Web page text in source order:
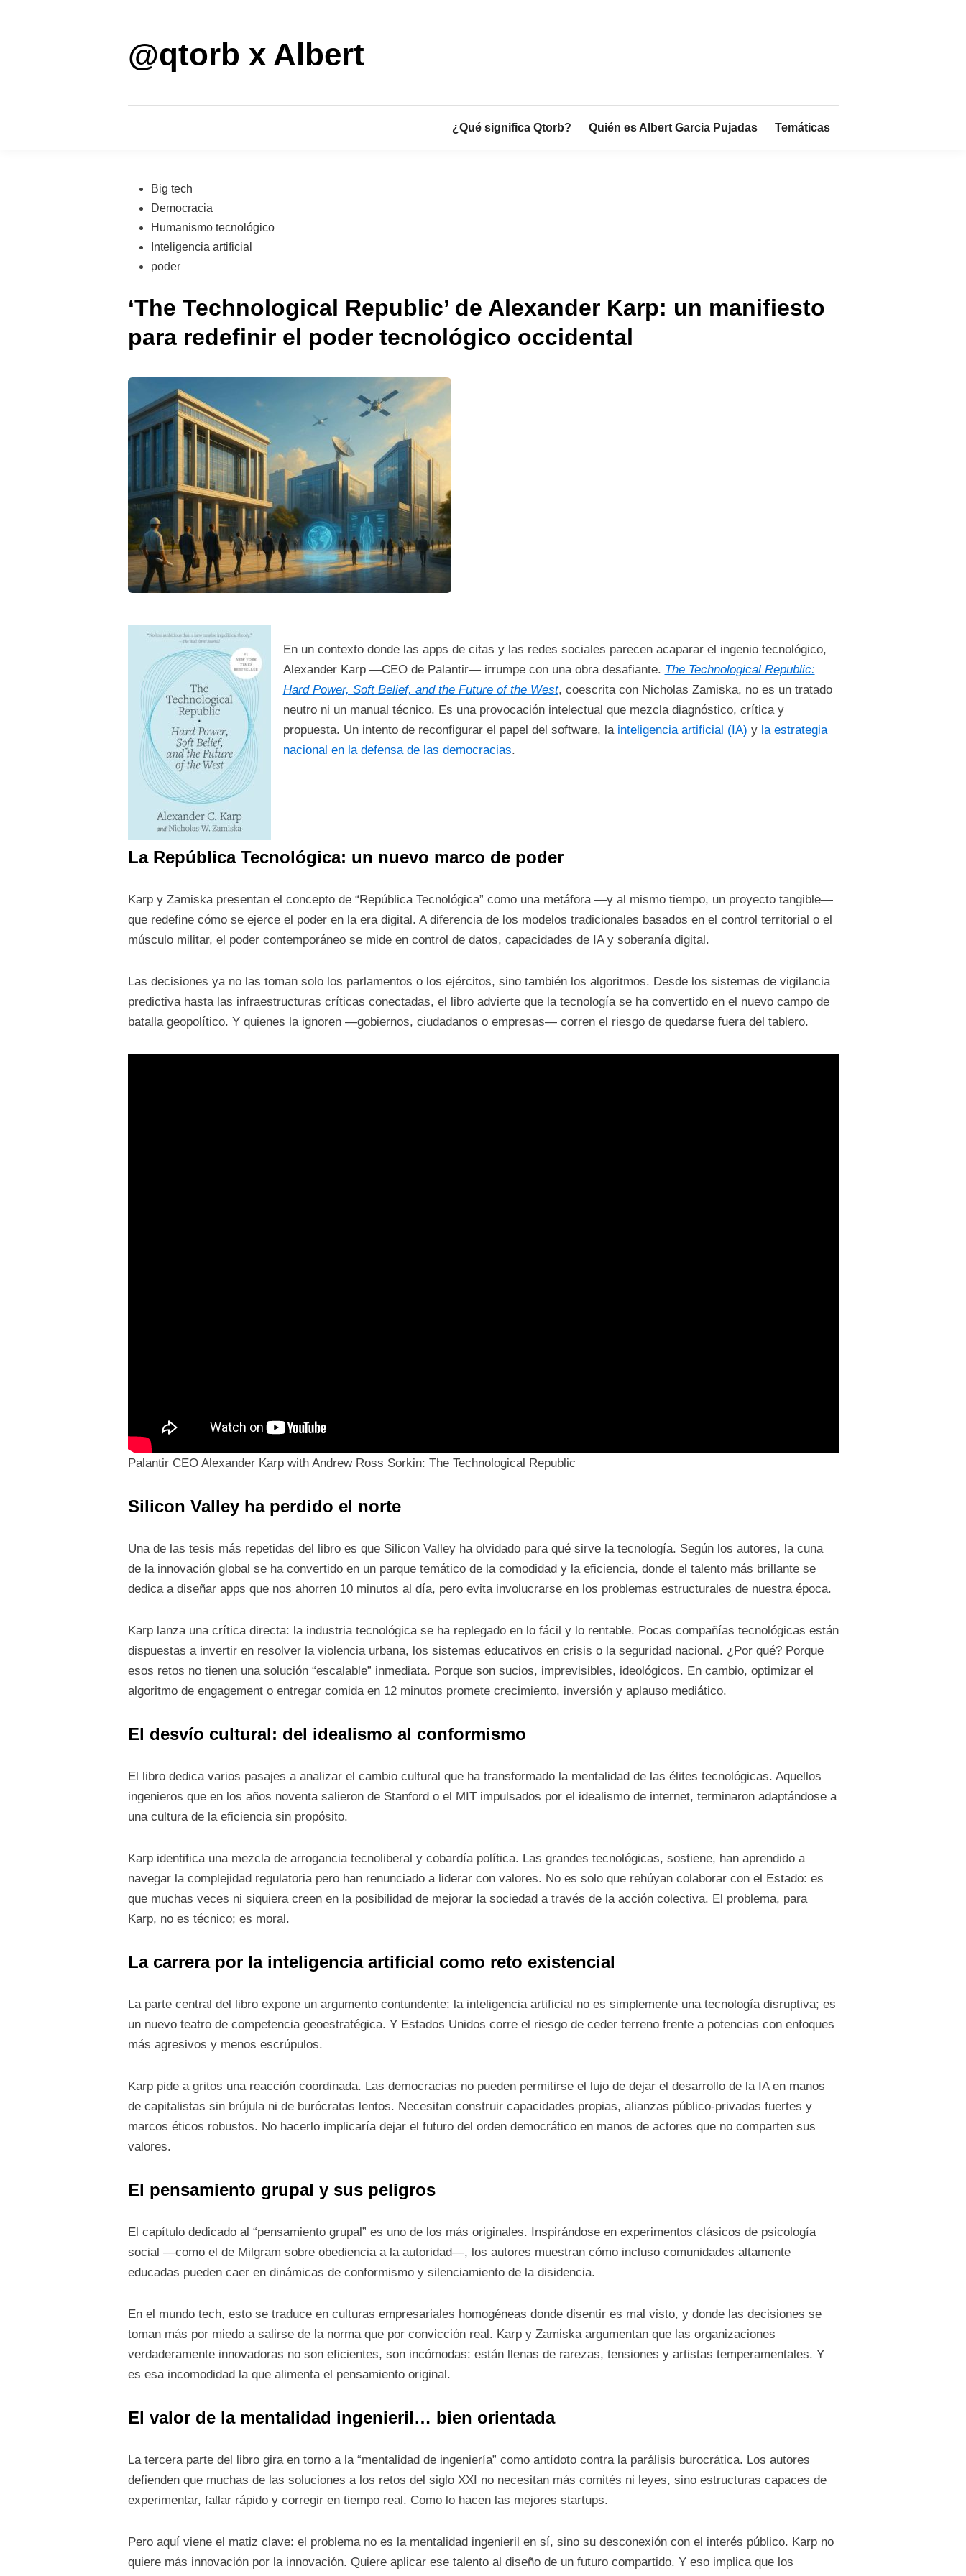
@qtorb x Albert
¿Qué significa Qtorb? Quién es Albert Garcia Pujadas Temáticas
Publicado
en
Big tech
Democracia
Humanismo tecnológico
Inteligencia artificial
poder
‘The Technological Republic’ de Alexander Karp: un manifiesto
para redefinir el poder tecnológico occidental
En un contexto donde las apps de citas y las redes sociales parecen acaparar el ingenio tecnológico,
Alexander Karp —CEO de Palantir— irrumpe con una obra desafiante. The Technological Republic:
Hard Power, Soft Belief, and the Future of the West, coescrita con Nicholas Zamiska, no es un tratado
neutro ni un manual técnico. Es una provocación intelectual que mezcla diagnóstico, crítica y
propuesta. Un intento de reconfigurar el papel del software, la inteligencia artificial (IA) y la estrategia
nacional en la defensa de las democracias.
La República Tecnológica: un nuevo marco de poder
Karp y Zamiska presentan el concepto de “República Tecnológica” como una metáfora —y al mismo tiempo, un proyecto tangible—
que redefine cómo se ejerce el poder en la era digital. A diferencia de los modelos tradicionales basados en el control territorial o el
músculo militar, el poder contemporáneo se mide en control de datos, capacidades de IA y soberanía digital.
Las decisiones ya no las toman solo los parlamentos o los ejércitos, sino también los algoritmos. Desde los sistemas de vigilancia
predictiva hasta las infraestructuras críticas conectadas, el libro advierte que la tecnología se ha convertido en el nuevo campo de
batalla geopolítico. Y quienes la ignoren —gobiernos, ciudadanos o empresas— corren el riesgo de quedarse fuera del tablero.
Palantir CEO Alexander Karp with Andrew Ross Sorkin: The Technological Republic
Silicon Valley ha perdido el norte
Una de las tesis más repetidas del libro es que Silicon Valley ha olvidado para qué sirve la tecnología. Según los autores, la cuna
de la innovación global se ha convertido en un parque temático de la comodidad y la eficiencia, donde el talento más brillante se
dedica a diseñar apps que nos ahorren 10 minutos al día, pero evita involucrarse en los problemas estructurales de nuestra época.
Karp lanza una crítica directa: la industria tecnológica se ha replegado en lo fácil y lo rentable. Pocas compañías tecnológicas están
dispuestas a invertir en resolver la violencia urbana, los sistemas educativos en crisis o la seguridad nacional. ¿Por qué? Porque
esos retos no tienen una solución “escalable” inmediata. Porque son sucios, imprevisibles, ideológicos. En cambio, optimizar el
algoritmo de engagement o entregar comida en 12 minutos promete crecimiento, inversión y aplauso mediático.
El desvío cultural: del idealismo al conformismo
El libro dedica varios pasajes a analizar el cambio cultural que ha transformado la mentalidad de las élites tecnológicas. Aquellos
ingenieros que en los años noventa salieron de Stanford o el MIT impulsados por el idealismo de internet, terminaron adaptándose a
una cultura de la eficiencia sin propósito.
Karp identifica una mezcla de arrogancia tecnoliberal y cobardía política. Las grandes tecnológicas, sostiene, han aprendido a
navegar la complejidad regulatoria pero han renunciado a liderar con valores. No es solo que rehúyan colaborar con el Estado: es
que muchas veces ni siquiera creen en la posibilidad de mejorar la sociedad a través de la acción colectiva. El problema, para
Karp, no es técnico; es moral.
La carrera por la inteligencia artificial como reto existencial
La parte central del libro expone un argumento contundente: la inteligencia artificial no es simplemente una tecnología disruptiva; es
un nuevo teatro de competencia geoestratégica. Y Estados Unidos corre el riesgo de ceder terreno frente a potencias con enfoques
más agresivos y menos escrúpulos.
Karp pide a gritos una reacción coordinada. Las democracias no pueden permitirse el lujo de dejar el desarrollo de la IA en manos
de capitalistas sin brújula ni de burócratas lentos. Necesitan construir capacidades propias, alianzas público-privadas fuertes y
marcos éticos robustos. No hacerlo implicaría dejar el futuro del orden democrático en manos de actores que no comparten sus
valores.
El pensamiento grupal y sus peligros
El capítulo dedicado al “pensamiento grupal” es uno de los más originales. Inspirándose en experimentos clásicos de psicología
social —como el de Milgram sobre obediencia a la autoridad—, los autores muestran cómo incluso comunidades altamente
educadas pueden caer en dinámicas de conformismo y silenciamiento de la disidencia.
En el mundo tech, esto se traduce en culturas empresariales homogéneas donde disentir es mal visto, y donde las decisiones se
toman más por miedo a salirse de la norma que por convicción real. Karp y Zamiska argumentan que las organizaciones
verdaderamente innovadoras no son eficientes, son incómodas: están llenas de rarezas, tensiones y artistas temperamentales. Y
es esa incomodidad la que alimenta el pensamiento original.
El valor de la mentalidad ingenieril… bien orientada
La tercera parte del libro gira en torno a la “mentalidad de ingeniería” como antídoto contra la parálisis burocrática. Los autores
defienden que muchas de las soluciones a los retos del siglo XXI no necesitan más comités ni leyes, sino estructuras capaces de
experimentar, fallar rápido y corregir en tiempo real. Como lo hacen las mejores startups.
Pero aquí viene el matiz clave: el problema no es la mentalidad ingenieril en sí, sino su desconexión con el interés público. Karp no
quiere más innovación por la innovación. Quiere aplicar ese talento al diseño de un futuro compartido. Y eso implica que los